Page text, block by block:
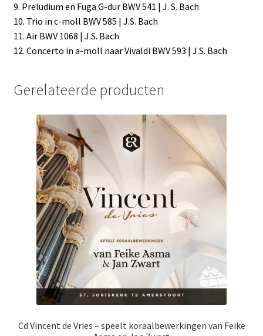
9. Preludium en Fuga G-dur BWV 541 | J. S. Bach
10. Trio in c-moll BWV 585 | J.S. Bach
11. Air BWV 1068 | J.S. Bach
12. Concerto in a-moll naar Vivaldi BWV 593 | J.S. Bach
Gerelateerde producten
Cd Vincent de Vries – speelt koraalbewerkingen van Feike